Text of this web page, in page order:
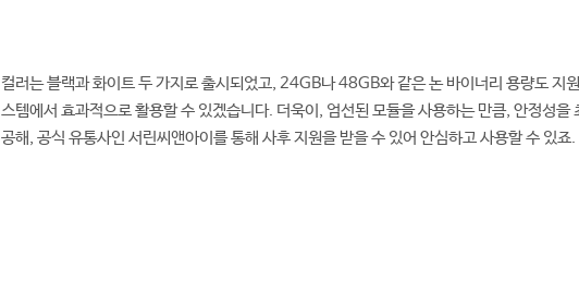
컬러는 블랙과 화이트 두 가지로 출시되었고, 24GB나 48GB와 같은 논 바이너리 용량도 지
스템에서 효과적으로 활용할 수 있겠습니다. 더욱이, 엄선된 모듈을 사용하는 만큼, 안정성을
공해, 공식 유통사인 서린씨앤아이를 통해 사후 지원을 받을 수 있어 안심하고 사용할 수 있죠.